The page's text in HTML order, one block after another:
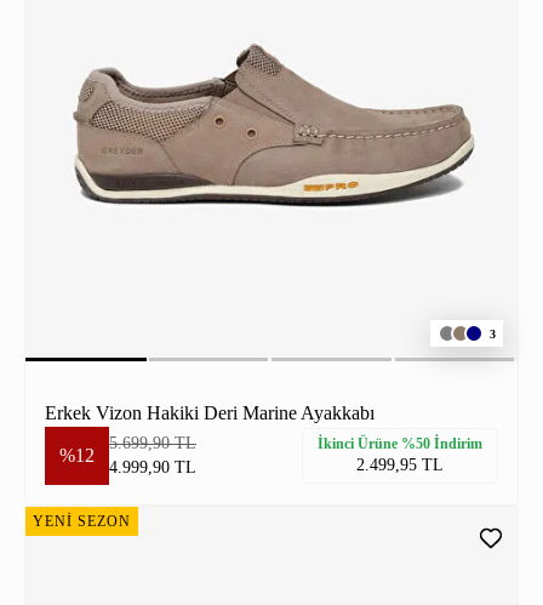
3
Erkek Vizon Hakiki Deri Marine Ayakkabı
%12
5.699,90 TL
4.999,90 TL
İkinci Ürüne %50 İndirim
2.499,95 TL
YENİ SEZON